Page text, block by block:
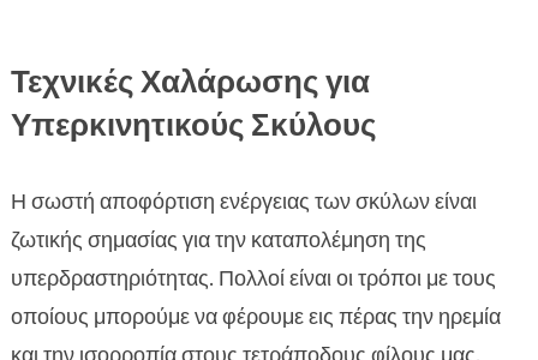
Τεχνικές Χαλάρωσης για
Υπερκινητικούς Σκύλους
Η σωστή αποφόρτιση ενέργειας των σκύλων είναι
ζωτικής σημασίας για την καταπολέμηση της
υπερδραστηριότητας. Πολλοί είναι οι τρόποι με τους
οποίους μπορούμε να φέρουμε εις πέρας την ηρεμία